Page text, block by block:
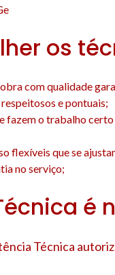
os
com qualidade
e pontuais;
fazem o trabalho
flexíveis que se
no serviço;
é
Técnica